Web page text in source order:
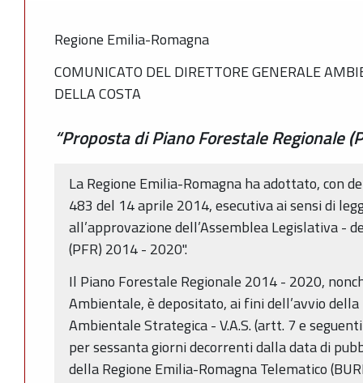
Regione Emilia-Romagna
COMUNICATO DEL DIRETTORE GENERALE
DELLA COSTA
“Proposta di Piano Forestale Regionale
La Regione Emilia-Romagna ha adottato, con
483 del 14 aprile 2014, esecutiva ai sensi di
all’approvazione dell’Assemblea Legislativa -
(PFR) 2014 - 2020".
Il Piano Forestale Regionale 2014 - 2020,
Ambientale, è depositato, ai fini dell’avvio
Ambientale Strategica - V.A.S. (artt. 7 e
per sessanta giorni decorrenti dalla data di
della Regione Emilia-Romagna Telematico